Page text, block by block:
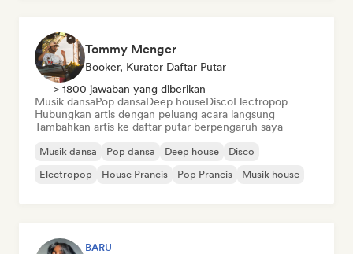
Tommy Menger
Booker, Kurator Daftar Putar
> 1800 jawaban yang diberikan
Musik dansaPop dansaDeep houseDiscoElectropop
Hubungkan artis dengan peluang acara langsung
Tambahkan artis ke daftar putar berpengaruh saya
Musik dansa Pop dansa Deep house
Disco
Electropop
House Prancis Pop Prancis Musik house
BARU